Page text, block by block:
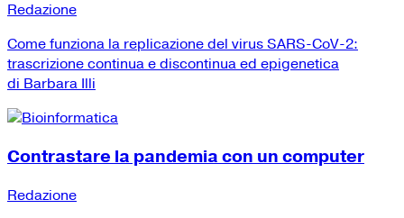
Redazione
Come funziona la replicazione del virus SARS-CoV-2:
trascrizione continua e discontinua ed epigenetica
di Barbara Illi
Contrastare la pandemia con un computer
Redazione